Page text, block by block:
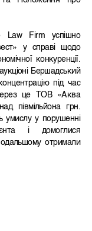
Law Firm успішно
у справі щодо
конкуренції.
Бершадський
під час
Через це ТОВ «Аква
півмільйона грн.
умислу у порушенні
і домоглися
отримали